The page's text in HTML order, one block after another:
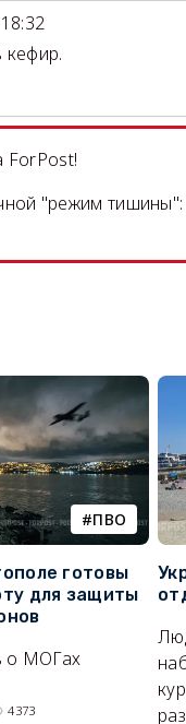
кефир.
ForPost!
"режим
ПВО
готовы
для защиты
о МОГах
4373